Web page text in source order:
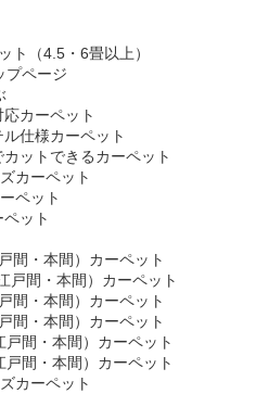
ト（4.5・6畳以上）
プページ
カーペット
仕様カーペット
ットできるカーペット
カーペット
ペット
ット
間・本間）カーペット
戸間・本間）カーペット
間・本間）カーペット
間・本間）カーペット
戸間・本間）カーペット
戸間・本間）カーペット
カーペット